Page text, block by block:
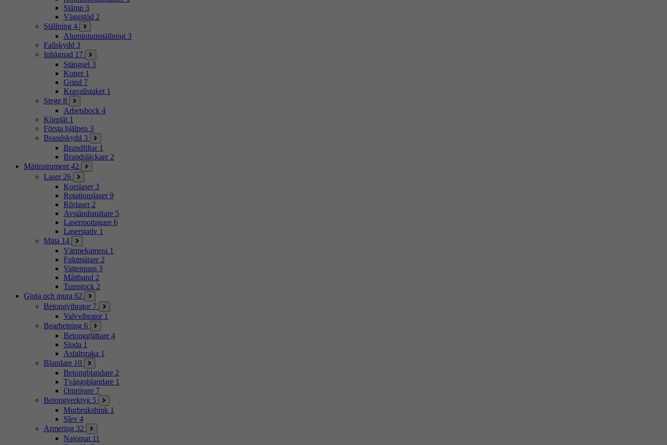
Stämp 3
Väggstöd 2
Ställning 4
Aluminiumställning 3
Fallskydd 3
Inhägnad 17
Stängsel 3
Koner 1
Grind 7
Kravallstaket 1
Stege 8
Arbetsbock 4
Körplåt 1
Första hjälpen 3
Brandskydd 3
Brandfiltar 1
Brandsläckare 2
Mätinstrument 42
Laser 26
Korslaser 3
Rotationslaser 9
Rörlaser 2
Avståndsmätare 5
Lasermottagare 6
Laserstativ 1
Mäta 14
Värmekamera 1
Fuktmätare 2
Vattenpass 3
Måttband 2
Tumstock 2
Gjuta och mura 62
Betongvibrator 7
Valvvibrator 1
Bearbetning 6
Betongglättare 4
Sloda 1
Asfaltsraka 1
Blandare 10
Betongblandare 2
Tvångsblandare 1
Omrörare 7
Betongverktyg 5
Murbrukshink 1
Slev 4
Armering 32
Najomat 11